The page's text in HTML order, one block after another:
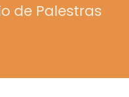
de Palestras